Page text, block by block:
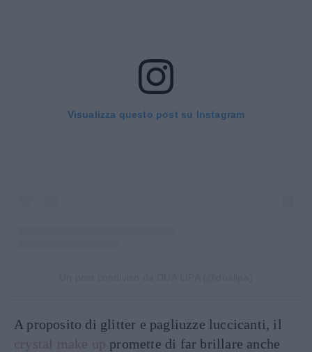
Visualizza questo post su Instagram
A proposito di glitter e pagliuzze luccicanti, il
crystal make up promette di far brillare anche